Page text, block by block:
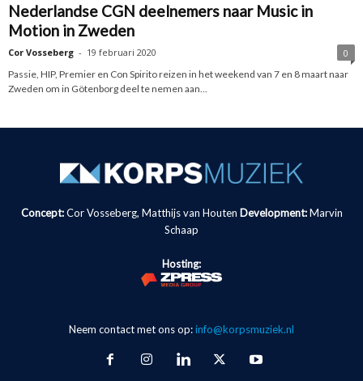
Nederlandse CGN deelnemers naar Music in
Motion in Zweden
Cor Vosseberg - 19 februari 2020
0
Passie, HIP, Premier en Con Spirito reizen in het weekend van 7 en 8 maart naar
Zweden om in Götenborg deel te nemen aan...
Concept:Cor Vosseberg, Matthijs van Houten Development: Marvin
Schaap
Hosting:
Neem contact met ons op:info@korpsmuziek.nl